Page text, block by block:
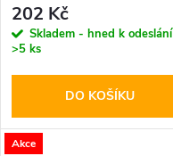
202 Kč
Skladem - hned k odeslání
>5 ks
DO KOŠÍKU
Akce